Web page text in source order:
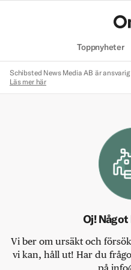
Toppnyheter
Schibsted News Media AB är
Läs mer här
Oj!
Vi ber om ursäkt och
vi kan, håll ut! Har du